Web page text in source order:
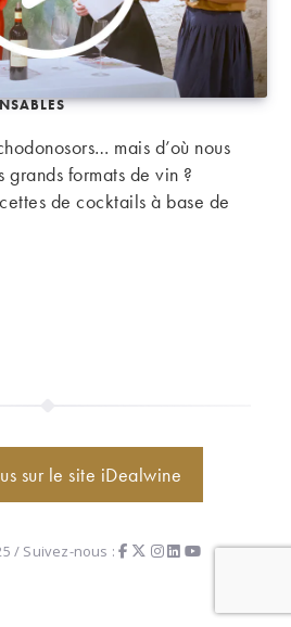
mais d’où nous
grands formats de vin ?
de cocktails à base de
sur le site iDealwine
/ Suivez-nous :